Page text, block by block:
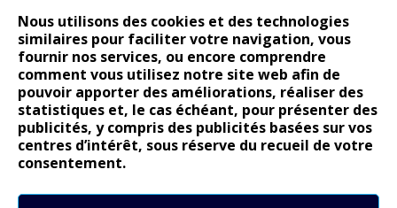
Nous utilisons des cookies et des technologies
similaires pour faciliter votre navigation, vous
fournir nos services, ou encore comprendre
comment vous utilisez notre site web afin de
pouvoir apporter des améliorations, réaliser des
statistiques et, le cas échéant, pour présenter des
publicités, y compris des publicités basées sur vos
centres d’intérêt, sous réserve du recueil de votre
consentement.
14 juillet : nouveau film de marque pour Citroën
Renault Espace : voyage, voyage…
Peugeot E-208 GTi : naissance d’une légende
COMMENTAIRES RÉCENTS
Bernard DardartdansDacia Sandero : pour les gens vrais